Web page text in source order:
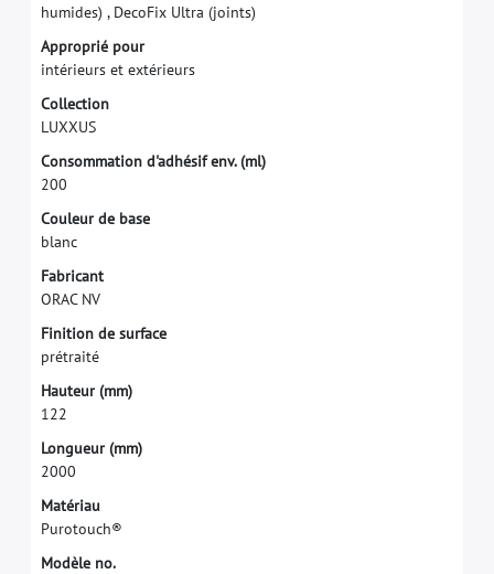
humides) , DecoFix Ultra (joints)
Approprié pour
intérieurs et extérieurs
Collection
LUXXUS
Consommation d'adhésif env. (ml)
200
Couleur de base
blanc
Fabricant
ORAC NV
Finition de surface
prétraité
Hauteur (mm)
122
Longueur (mm)
2000
Matériau
Purotouch®
Modèle no.